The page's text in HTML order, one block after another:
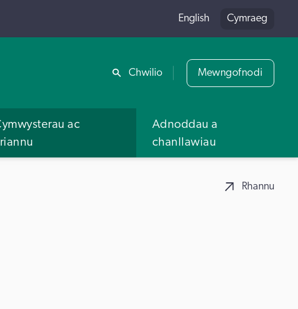
Rhannu
English Cymraeg
Chwilio Mewngofnodi
ac
Adnoddau a
chanllawiau
Rhannu